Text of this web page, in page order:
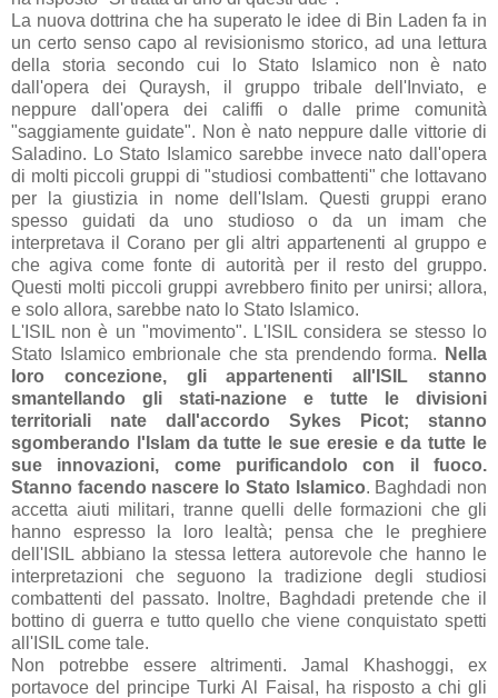
La nuova dottrina che ha superato le idee di Bin Laden fa in
un certo senso capo al revisionismo storico, ad una lettura
della storia secondo cui lo Stato Islamico non è nato
dall'opera dei Quraysh, il gruppo tribale dell'Inviato, e
neppure dall'opera dei califfi o dalle prime comunità
"saggiamente guidate". Non è nato neppure dalle vittorie di
Saladino. Lo Stato Islamico sarebbe invece nato dall'opera
di molti piccoli gruppi di "studiosi combattenti" che lottavano
per la giustizia in nome dell'Islam. Questi gruppi erano
spesso guidati da uno studioso o da un imam che
interpretava il Corano per gli altri appartenenti al gruppo e
che agiva come fonte di autorità per il resto del gruppo.
Questi molti piccoli gruppi avrebbero finito per unirsi; allora,
e solo allora, sarebbe nato lo Stato Islamico.
L'ISIL non è un "movimento". L'ISIL considera se stesso lo
Stato Islamico embrionale che sta prendendo forma.
Nella
loro concezione, gli appartenenti all'ISIL stanno
smantellando gli stati-nazione e tutte le divisioni
territoriali nate dall'accordo Sykes Picot; stanno
sgomberando l'Islam da tutte le sue eresie e da tutte le
sue innovazioni, come purificandolo con il fuoco.
Stanno facendo nascere lo Stato Islamico. Baghdadi non
accetta aiuti militari, tranne quelli delle formazioni che gli
hanno espresso la loro lealtà; pensa che le preghiere
dell'ISIL abbiano la stessa lettera autorevole che hanno le
interpretazioni che seguono la tradizione degli studiosi
combattenti del passato. Inoltre, Baghdadi pretende che il
bottino di guerra e tutto quello che viene conquistato spetti
all'ISIL come tale.
Non potrebbe essere altrimenti. Jamal Khashoggi, ex
portavoce del principe Turki Al Faisal, ha risposto a chi gli